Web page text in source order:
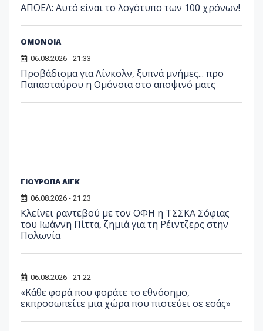
ΑΠΟΕΛ: Αυτό είναι το λογότυπο των 100 χρόνων!
ΟΜΟΝΟΙΑ
06.08.2026 - 21:33
Προβάδισμα για Λίνκολν, ξυπνά μνήμες... προ
Παπασταύρου η Ομόνοια στο αποψινό ματς
ΓΙΟΥΡΟΠΑ ΛΙΓΚ
06.08.2026 - 21:23
Κλείνει ραντεβού με τον ΟΦΗ η ΤΣΣΚΑ Σόφιας
του Ιωάννη Πίττα, ζημιά για τη Ρέιντζερς στην
Πολωνία
06.08.2026 - 21:22
«Κάθε φορά που φοράτε το εθνόσημο,
εκπροσωπείτε μια χώρα που πιστεύει σε εσάς»